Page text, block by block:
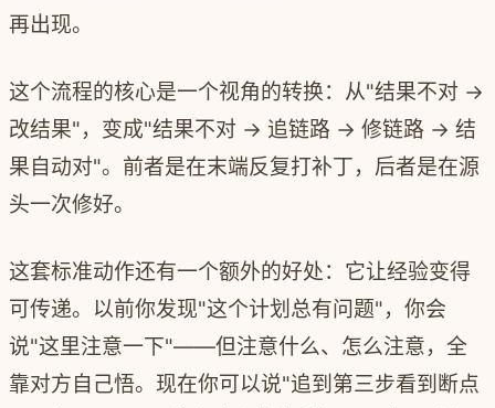
再出现。
这个流程的核心是一个视角的转换：从"结果不对 →
改结果"，变成"结果不对 → 追链路 → 修链路 → 结
果自动对"。前者是在末端反复打补丁，后者是在源
头一次修好。
这套标准动作还有一个额外的好处：它让经验变得
可传递。以前你发现"这个计划总有问题"，你会
说"这里注意一下"——但注意什么、怎么注意，全
靠对方自己悟。现在你可以说"追到第三步看到断点